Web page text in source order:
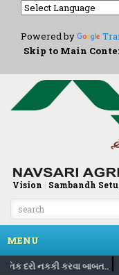
Powered by
Skip to Main
Vision | Sambandh Setu
MENU
દરો નકકી કરવા બાબત..|